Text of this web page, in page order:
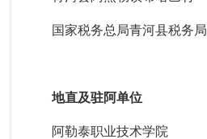
国家税务总局青河县税务局
地直及驻阿单位
阿勒泰职业技术学院